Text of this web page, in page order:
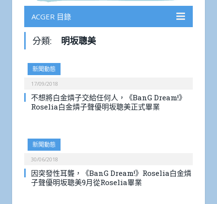
ACGER 目錄
分類: 明坂聰美
新聞動態
17/09/2018
不想將白金燐子交給任何人，《BanG Dream!》
Roselia白金燐子聲優明坂聰美正式畢業
新聞動態
30/06/2018
因突發性耳聾，《BanG Dream!》Roselia白金燐
子聲優明坂聰美9月從Roselia畢業